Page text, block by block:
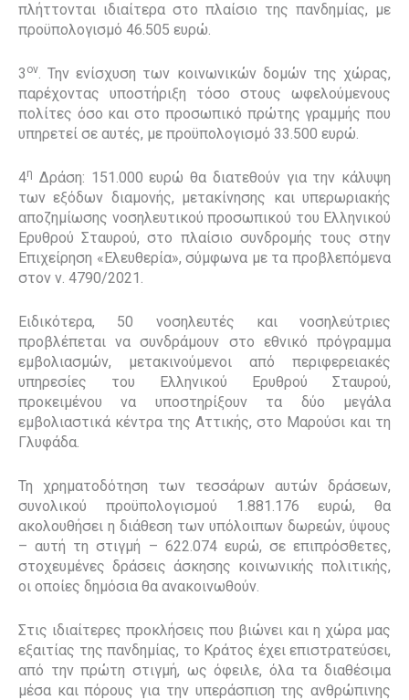
πλήττονται ιδιαίτερα στο πλαίσιο της πανδημίας, με
προϋπολογισμό 46.505 ευρώ.
3 ον. Την ενίσχυση των κοινωνικών δομών της χώρας,
παρέχοντας υποστήριξη τόσο στους ωφελούμενους
πολίτες όσο και στο προσωπικό πρώτης γραμμής που
υπηρετεί σε αυτές, με προϋπολογισμό 33.500 ευρώ.
4η Δράση: 151.000 ευρώ θα διατεθούν για την κάλυψη
των εξόδων διαμονής, μετακίνησης και υπερωριακής
αποζημίωσης νοσηλευτικού προσωπικού του Ελληνικού
Ερυθρού Σταυρού, στο πλαίσιο συνδρομής τους στην
Επιχείρηση «Ελευθερία», σύμφωνα με τα προβλεπόμενα
στον ν. 4790/2021.
Ειδικότερα, 50 νοσηλευτές και νοσηλεύτριες
προβλέπεται να συνδράμουν στο εθνικό πρόγραμμα
εμβολιασμών, μετακινούμενοι από περιφερειακές
υπηρεσίες του Ελληνικού Ερυθρού Σταυρού,
προκειμένου να υποστηρίξουν τα δύο μεγάλα
εμβολιαστικά κέντρα της Αττικής, στο Μαρούσι και τη
Γλυφάδα.
Τη χρηματοδότηση των τεσσάρων αυτών δράσεων,
συνολικού προϋπολογισμού 1.881.176 ευρώ, θα
ακολουθήσει η διάθεση των υπόλοιπων δωρεών, ύψους
– αυτή τη στιγμή – 622.074 ευρώ, σε επιπρόσθετες,
στοχευμένες δράσεις άσκησης κοινωνικής πολιτικής,
οι οποίες δημόσια θα ανακοινωθούν.
Στις ιδιαίτερες προκλήσεις που βιώνει και η χώρα μας
εξαιτίας της πανδημίας, το Κράτος έχει επιστρατεύσει,
από την πρώτη στιγμή, ως όφειλε, όλα τα διαθέσιμα
μέσα και πόρους για την υπεράσπιση της ανθρώπινης